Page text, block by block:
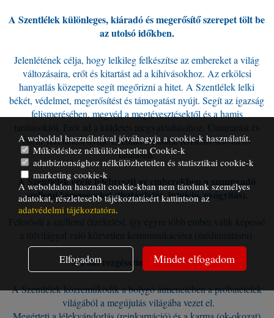
ASzentlélekkülönleges, kiáradó és megerősítő szerepet tölt be
az utolsó időkben.
Jelenlétének célja, hogy lelkileg felkészítse az embereket a világ
változásaira, erőt és kitartást ad a kihívásokhoz. Az erkölcsi
hanyatlás közepette segít megőrizni a hitet. A Szentlélek lelki
békét, védelmet, megerősítést és támogatást nyújt. Segít az igazság
felismerésében, megvéd a megtévesztésektől és a hamis
tanításoktól. Erőt ad a küldetés megvalósításához. Útmutatást és
isteni vezettetést nyújt. Eszünkbe juttatja Krisztus szavait és
tanításait.
A Szentlélek ereje felébreszti az emberekben a szunnyadó
szellemi képességeket (tisztánlátás, intuíció, gyógyítás).
Felerősíti a szellemi érzékelést, így egyre több ember válik képessé
a túlvilággal való közvetlen kommunikációra (médiumitásra).
A Föld rezgésszintjének emelése
A Szentlélek közreműködik a bolygó átmenetében a próbatételek
világából a megújulás világába vezet el.
A weboldal használatával jóváhagyja a cookie-k használatát.
Működéshez nélkülözhetetlen Cookie-k
adatbiztonsághoz nélkülözhetetlen és statisztikai cookie-k
marketing cookie-k
A weboldalon használt cookie-kban nem tárolunk személyes
adatokat, részletesebb tájékoztatásért kattintson az
adatvédelmi tájékoztatóra.
Elfogadom Mindet elfogadom